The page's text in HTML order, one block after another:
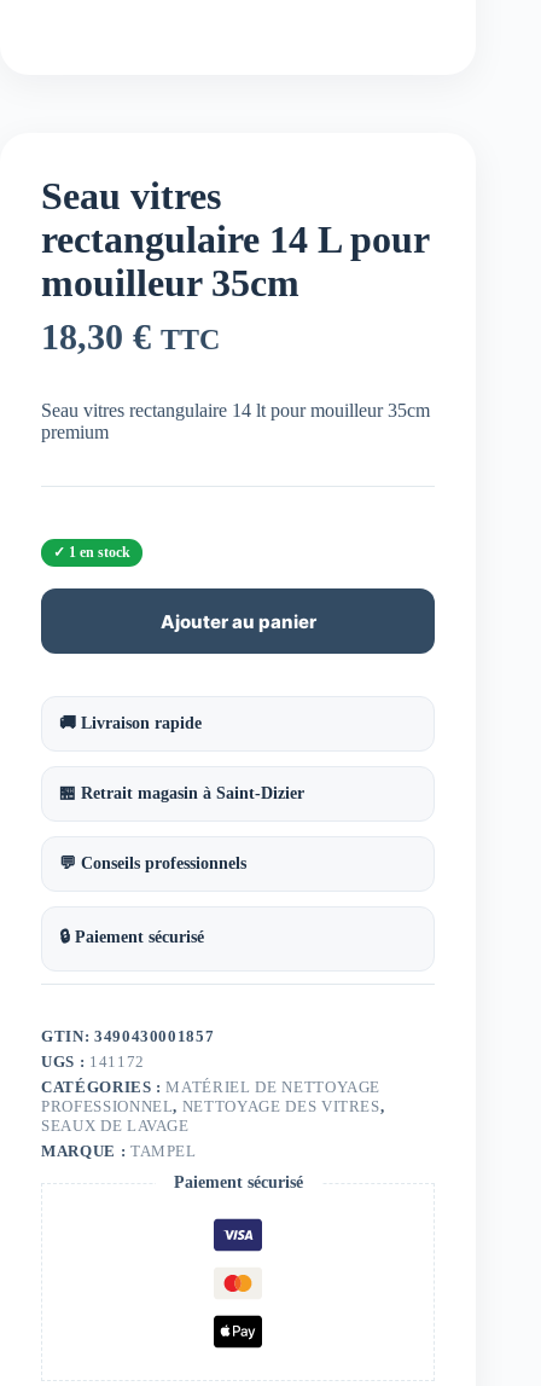
Seau vitres
rectangulaire 14 L pour
mouilleur 35cm
18,30 € TTC
Seau vitres rectangulaire 14 lt pour mouilleur 35cm
premium
1 en stock
Ajouter au panier
🚚 Livraison rapide
🏪 Retrait magasin à Saint-Dizier
💬 Conseils professionnels
🔒 Paiement sécurisé
GTIN: 3490430001857
UGS : 141172
CATÉGORIES :MATÉRIEL DE NETTOYAGE
PROFESSIONNEL, NETTOYAGE DES VITRES,
SEAUX DE LAVAGE
MARQUE : TAMPEL
Paiement sécurisé